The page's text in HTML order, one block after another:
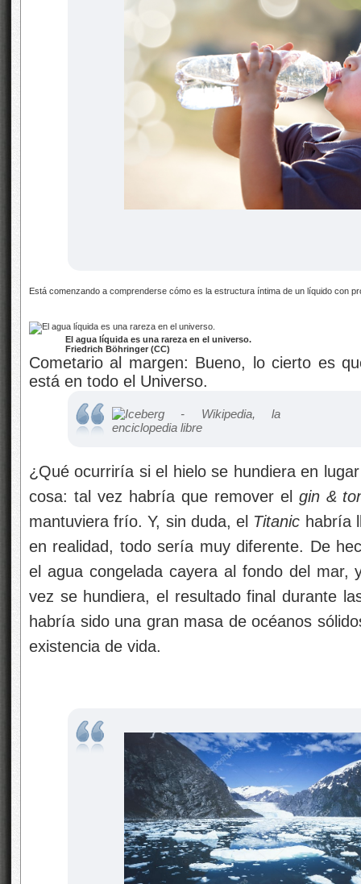
Está comenzando a comprenderse cómo es la estructura íntima de un líquido con
El agua líquida es una rareza en el universo.
Friedrich Böhringer (CC)
Cometario al margen: Bueno, lo cierto es
está en todo el Universo.
¿Qué ocurriría si el hielo se hundiera en
cosa: tal vez habría que remover el gin &
mantuviera frío. Y, sin duda, el Titanic habría
en realidad, todo sería muy diferente. De
el agua congelada cayera al fondo del mar,
vez se hundiera, el resultado final durante
habría sido una gran masa de océanos
existencia de vida.